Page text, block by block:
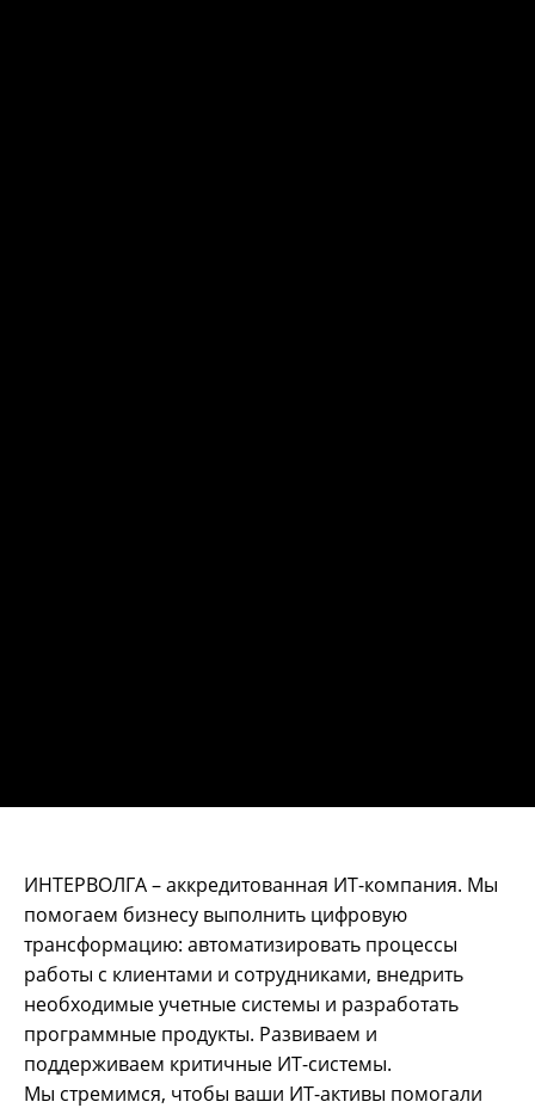
ИНТЕРВОЛГА – аккредитованная ИТ-компания. Мы
помогаем бизнесу выполнить цифровую
трансформацию: автоматизировать процессы
работы с клиентами и сотрудниками, внедрить
необходимые учетные системы и разработать
программные продукты. Развиваем и
поддерживаем критичные ИТ-системы.
Мы стремимся, чтобы ваши ИТ-активы помогали